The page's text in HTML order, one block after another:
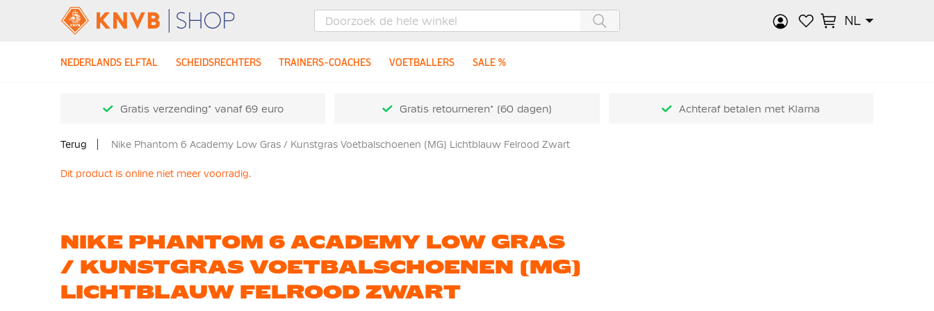
NL
NEDERLANDS ELFTAL SCHEIDSRECHTERS TRAINERS-COACHES VOETBALLERS SALE %
Gratis verzending* vanaf 69 euro Gratis retourneren* (60 dagen) Achteraf betalen met Klarna
Terug Nike Phantom 6 Academy Low Gras / Kunstgras Voetbalschoenen (MG) Lichtblauw Felrood Zwart
Dit product is online niet meer voorradig.
NIKE PHANTOM 6 ACADEMY LOW GRAS
/ KUNSTGRAS VOETBALSCHOENEN (MG)
LICHTBLAUW FELROOD ZWART